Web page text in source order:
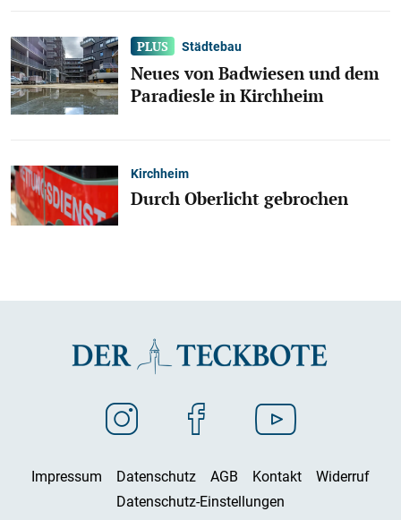
Städtebau
Neues von Badwiesen und dem
Paradiesle in Kirchheim
Kirchheim
Durch Oberlicht gebrochen
Impressum Datenschutz AGB Kontakt
Widerruf
Datenschutz-Einstellungen